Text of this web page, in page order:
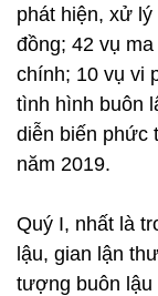
phát hiện, xử
đồng; 42 vụ
chính; 10 vụ vi
tình hình buôn
diễn biến phức
năm 2019.
Quý I, nhất là
lậu, gian lận
tượng buôn lậu